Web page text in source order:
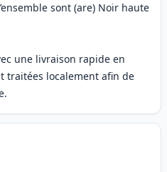
sont (are) Noir haute
une livraison rapide en
traitées localement afin de